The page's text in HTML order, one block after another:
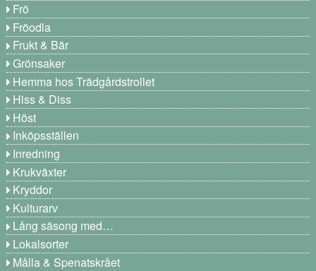
Frö
Fröodla
Frukt & Bär
Grönsaker
Hemma hos Trädgårdstrollet
Hiss & Diss
Höst
Inköpsställen
Inredning
Krukväxter
Kryddor
Kulturarv
Lång säsong med…
Lokalsorter
Målla & Spenatskrået